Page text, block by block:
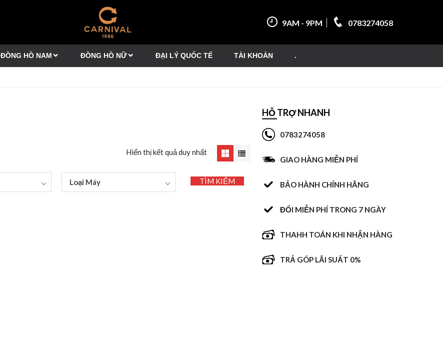
9AM - 9PM 0783274058
ĐỒNG HỒ NAM ĐỒNG HỒ NỮ ĐẠI LÝ QUỐC TẾ TÀI KHOẢN .
Hiển thị kết quả duy nhất
Loại Máy TÌM KIẾM
HỖ TRỢ NHANH
0783274058
GIAO HÀNG MIỄN PHÍ
BẢO HÀNH CHÍNH HÃNG
ĐỔI MIỄN PHÍ TRONG 7 NGÀY
THAHH TOÁN KHI NHẬN HÀNG
TRẢ GÓP LÃI SUẤT 0%